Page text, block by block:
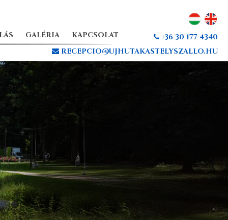
+36 30 177 4340
RECEPCIO@UJHUTAKASTELYSZALLO.HU
GALÉRIA KAPCSOLAT